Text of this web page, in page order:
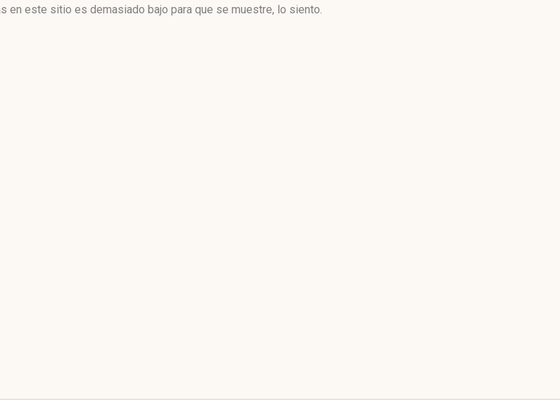
en este sitio es demasiado bajo para que se muestre, lo siento.